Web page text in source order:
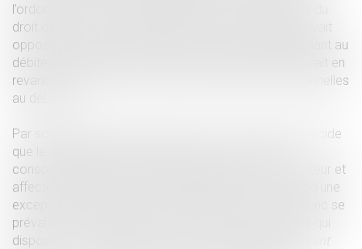
l’ordonnance du 15 septembre 2021 portant réforme du
droit des sûretés dont il résultait que si la caution pouvait
opposer au créancier toutes les exceptions appartenant au
débiteur principal et inhérentes à la dette, elle ne pouvait en
revanche lui opposer les exceptions purement personnelles
au débiteur.
Par son arrêt du 20 avril 2022, la cour de cassation décide
que le délai biennal de prescription du code de la
consommation procède de la qualité de consommateur et
affecte le droit du créancier de telle façon qu’il s’agit d’une
exception inhérente à la dette dont la caution peut donc se
prévaloir en application de l’article 2253 du code civil qui
dispose : «